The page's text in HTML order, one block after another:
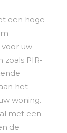
een hoge
voor uw
zoals PIR-
het
woning.
met een
de